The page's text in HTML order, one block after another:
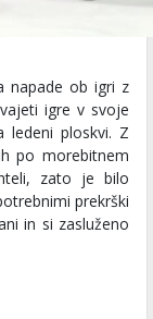
napade ob igri z
igre v svoje
ledeni ploskvi. Z
po morebitnem
zato je bilo
prekrški
in si zasluženo